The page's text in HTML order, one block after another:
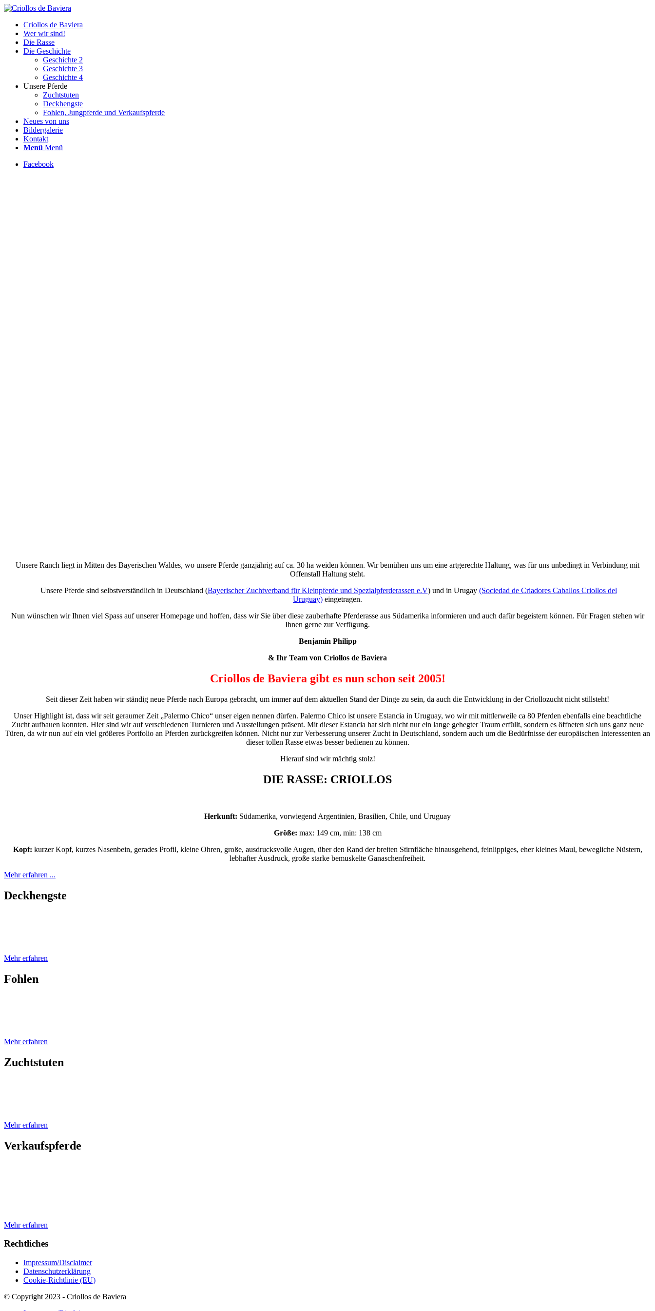
Criollos de Baviera
Wer wir sind!
Die Rasse
Die Geschichte
Geschichte 2
Geschichte 3
Geschichte 4
Unsere Pferde
Zuchtstuten
Deckhengste
Fohlen, Jungpferde und Verkaufspferde
Neues von uns
Bildergalerie
Kontakt
Menü Menü
Facebook
Unsere Ranch liegt in Mitten des Bayerischen Waldes, wo unsere Pferde ganzjährig auf ca. 30 ha weiden können. Wir bemühen uns um eine artgerechte Haltung, was für uns unbedingt in Verbindung mit
Offenstall Haltung steht.
Unsere Pferde sind selbstverständlich in Deutschland (Bayerischer Zuchtverband für Kleinpferde und Spezialpferderassen e.V) und in Urugay (Sociedad de Criadores Caballos Criollos del
Uruguay) eingetragen.
Nun wünschen wir Ihnen viel Spass auf unserer Homepage und hoffen, dass wir Sie über diese zauberhafte Pferderasse aus Südamerika informieren und auch dafür begeistern können. Für Fragen stehen wir
Ihnen gerne zur Verfügung.
Benjamin Philipp
& Ihr Team von Criollos de Baviera
Criollos de Baviera gibt es nun schon seit 2005!
Seit dieser Zeit haben wir ständig neue Pferde nach Europa gebracht, um immer auf dem aktuellen Stand der Dinge zu sein, da auch die Entwicklung in der Criollozucht nicht stillsteht!
Unser Highlight ist, dass wir seit geraumer Zeit „Palermo Chico“ unser eigen nennen dürfen. Palermo Chico ist unsere Estancia in Uruguay, wo wir mit mittlerweile ca 80 Pferden ebenfalls eine beachtliche
Zucht aufbauen konnten. Hier sind wir auf verschiedenen Turnieren und Ausstellungen präsent. Mit dieser Estancia hat sich nicht nur ein lange gehegter Traum erfüllt, sondern es öffneten sich uns ganz neue
Türen, da wir nun auf ein viel größeres Portfolio an Pferden zurückgreifen können. Nicht nur zur Verbesserung unserer Zucht in Deutschland, sondern auch um die Bedürfnisse der europäischen Interessenten an
dieser tollen Rasse etwas besser bedienen zu können.
Hierauf sind wir mächtig stolz!
DIE RASSE: CRIOLLOS
Herkunft: Südamerika, vorwiegend Argentinien, Brasilien, Chile, und Uruguay
Größe: max: 149 cm, min: 138 cm
Kopf: kurzer Kopf, kurzes Nasenbein, gerades Profil, kleine Ohren, große, ausdrucksvolle Augen, über den Rand der breiten Stirnfläche hinausgehend, feinlippiges, eher kleines Maul, bewegliche Nüstern,
lebhafter Ausdruck, große starke bemuskelte Ganaschenfreiheit.
Mehr erfahren ...
Deckhengste
Mehr erfahren
Fohlen
Mehr erfahren
Zuchtstuten
Mehr erfahren
Verkaufspferde
Mehr erfahren
Rechtliches
Impressum/Disclaimer
Datenschutzerklärung
Cookie-Richtlinie (EU)
© Copyright 2023 - Criollos de Baviera